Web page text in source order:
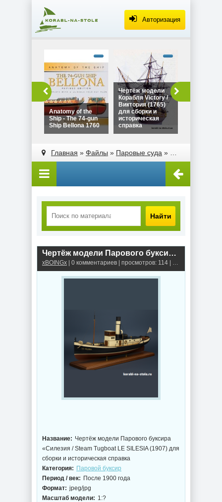
Авторизация
Ship - The 74-gun
Ship Bellona 1760"
height="180">
Anatomy of the
Ship - The 74-gun
Ship Bellona 1760
Виктория (1765)
для сборки и
width="320"
Чертёж модели
Корабля Victory /
Виктория (1765)
для сборки и
историческая
справка
width="320"
Главная » Файлы » Паровые суда »
Найти
Чертёж модели Парового буксира «Силезия / Steam Tugboat LE SILESIA (1907) для сборки и историческая справка
xBOINGx | 0 комментариев | просмотров: 114 | Паровой буксир
Название: Чертёж модели Парового буксира
«Силезия / Steam Tugboat LE SILESIA (1907) для
сборки и историческая справка
Категория: Паровой буксир
Период / век: После 1900 года
Формат: jpeg/jpg
Масштаб модели: 1:?